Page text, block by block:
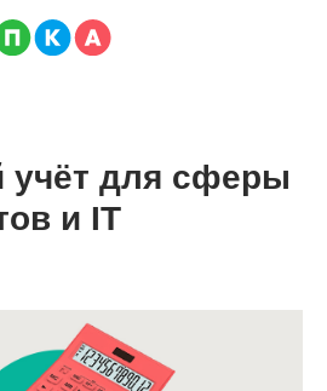
учёт для сферы
и IT